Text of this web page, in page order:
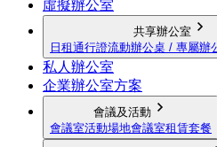
虛擬辦公室
共享辦公室
日租通行證流動辦公桌 / 專屬辦
私人辦公室
企業辦公室方案
會議及活動
會議室活動場地會議室租賃套餐